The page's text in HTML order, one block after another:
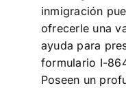
inmigración
ofrecerle una
ayuda para
formulario I-
Poseen un